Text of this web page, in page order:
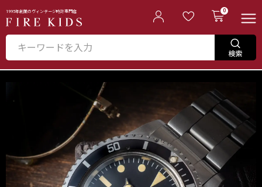
1995年創業のヴィンテージ時計専門店 0